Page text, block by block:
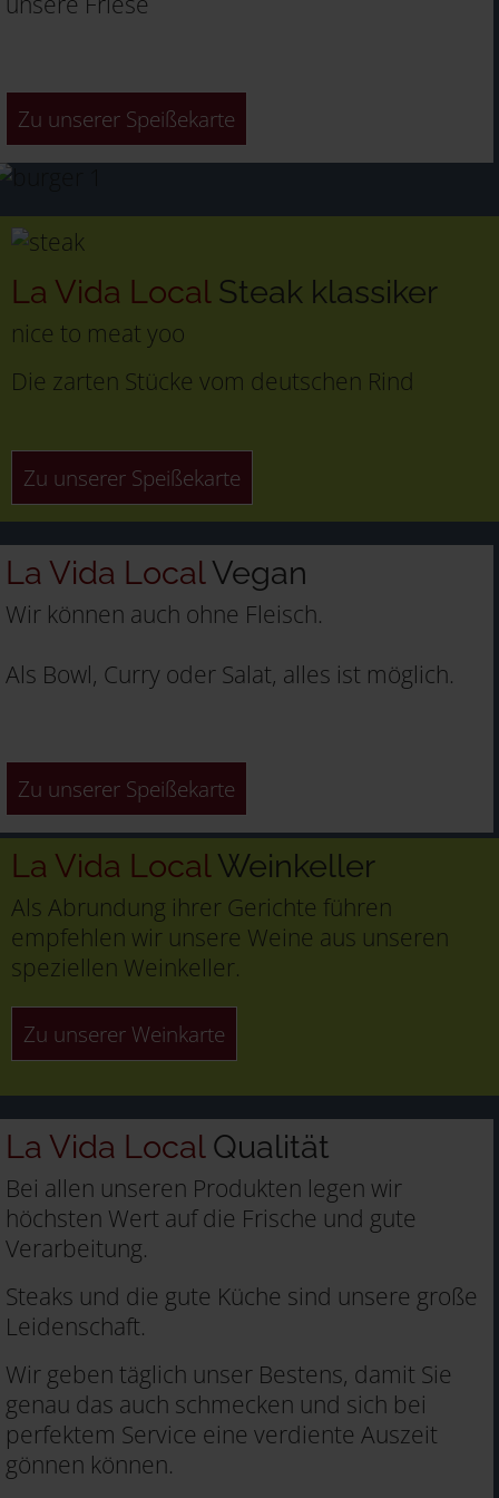
Zu unserer Speißekarte
La Vida Local Steak klassiker
nice to meat yoo
Die zarten Stücke vom deutschen Rind
Zu unserer Speißekarte
La Vida LocalVegan
Wir können auch ohne Fleisch.
Als Bowl, Curry oder Salat, alles ist möglich.
Zu unserer Speißekarte
La Vida LocalWeinkeller
Als Abrundung ihrer Gerichte führen
empfehlen wir unsere Weine aus unseren
speziellen Weinkeller.
Zu unserer Weinkarte
La Vida LocalQualität
Bei allen unseren Produkten legen wir
höchsten Wert auf die Frische und gute
Verarbeitung.
Steaks und die gute Küche sind unsere große
Leidenschaft.
Wir geben täglich unser Bestens, damit Sie
genau das auch schmecken und sich bei
perfektem Service eine verdiente Auszeit
gönnen können.